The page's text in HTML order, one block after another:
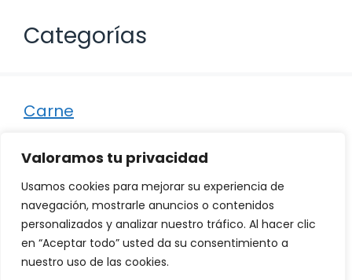
Valoramos tu privacidad
Usamos cookies para mejorar su experiencia de
navegación, mostrarle anuncios o contenidos
personalizados y analizar nuestro tráfico. Al hacer clic
en “Aceptar todo” usted da su consentimiento a
nuestro uso de las cookies.
Categorías
Carne
Otro
Pescado
Recetas